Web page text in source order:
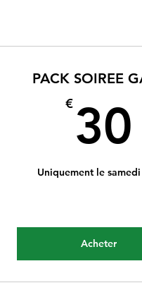
PACK SOIREE
€ 30
Uniquement le
Acheter